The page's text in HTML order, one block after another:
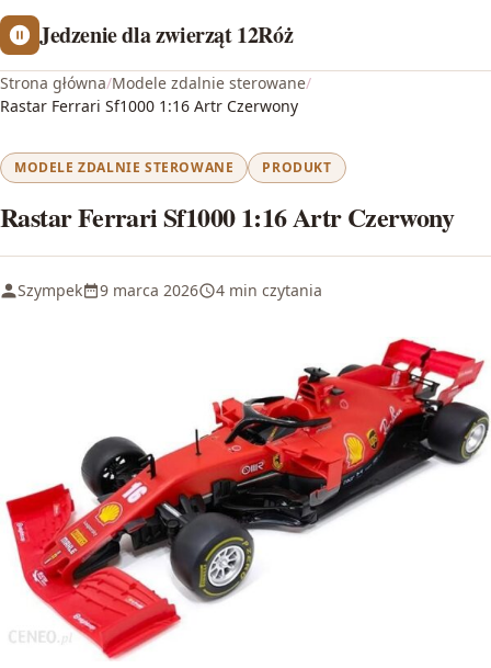
Jedzenie dla zwierząt 12Róż
Strona główna/Modele zdalnie sterowane/
Rastar Ferrari Sf1000 1:16 Artr Czerwony
MODELE ZDALNIE STEROWANE PRODUKT
Rastar Ferrari Sf1000 1:16 Artr Czerwony
Szympek 9 marca 2026 4 min czytania